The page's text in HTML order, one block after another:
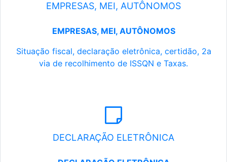
EMPRESAS, MEI, AUTÔNOMOS
EMPRESAS, MEI, AUTÔNOMOS
Situação fiscal, declaração eletrônica, certidão, 2a
via de recolhimento de ISSQN e Taxas.
DECLARAÇÃO ELETRÔNICA